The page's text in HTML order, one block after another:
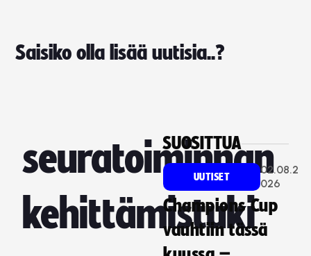
Saisiko olla lisää uutisia..?
seuratoiminnan
kehittämistuki
SUOSITTUA
UUTISET
02.08.2
026
Champions Cup
vauhtiin tässä